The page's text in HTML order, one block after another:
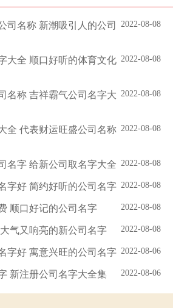
2022-08-08
司名称 新潮吸引人的公司
2022-08-08
大全 顺口好听的体育文化
2022-08-08
名称 吉祥霸气公司名字大
2022-08-08
全 代表财运旺盛公司名称
2022-08-08
名字 给新公司取名字大全
2022-08-08
字好 简约好听的公司名字
2022-08-08
顺口好记的公司名字
2022-08-08
气又响亮的新公司名字
2022-08-06
字好 寓意兴旺的公司名字
2022-08-06
新注册公司名字大全集